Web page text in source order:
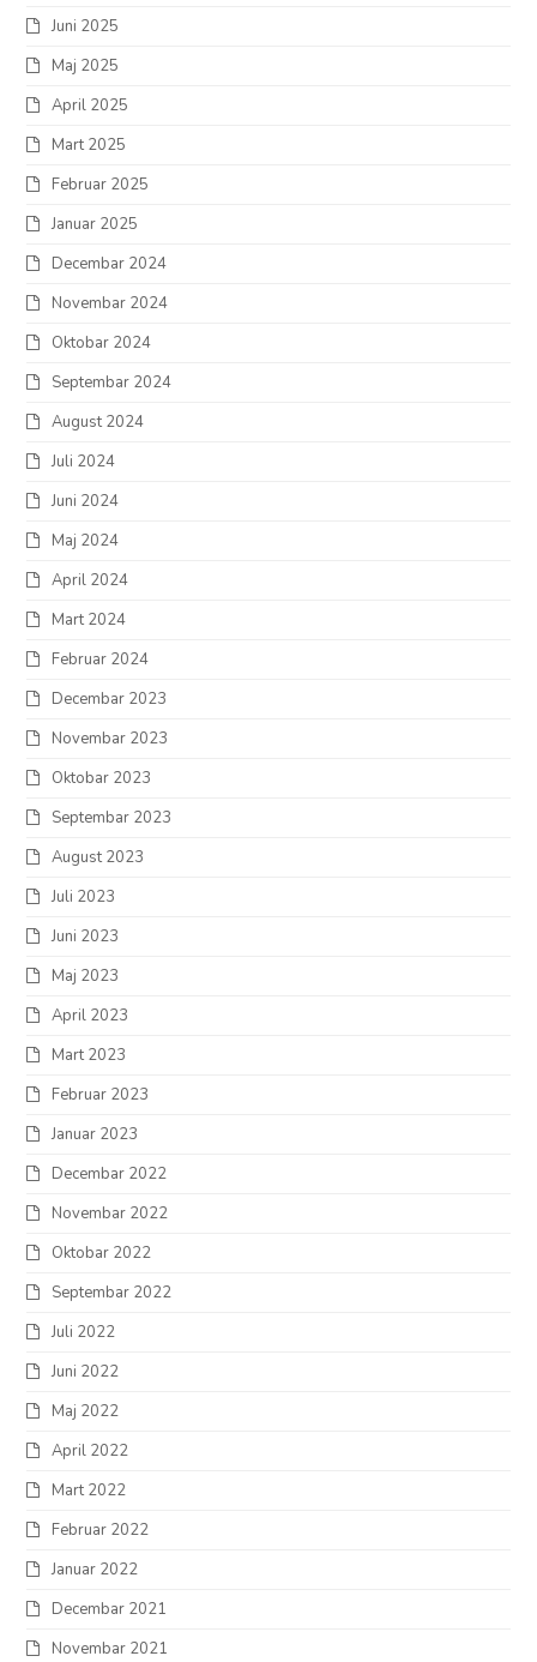
Juni 2025
Maj 2025
April 2025
Mart 2025
Februar 2025
Januar 2025
Decembar 2024
Novembar 2024
Oktobar 2024
Septembar 2024
August 2024
Juli 2024
Juni 2024
Maj 2024
April 2024
Mart 2024
Februar 2024
Decembar 2023
Novembar 2023
Oktobar 2023
Septembar 2023
August 2023
Juli 2023
Juni 2023
Maj 2023
April 2023
Mart 2023
Februar 2023
Januar 2023
Decembar 2022
Novembar 2022
Oktobar 2022
Septembar 2022
Juli 2022
Juni 2022
Maj 2022
April 2022
Mart 2022
Februar 2022
Januar 2022
Decembar 2021
Novembar 2021